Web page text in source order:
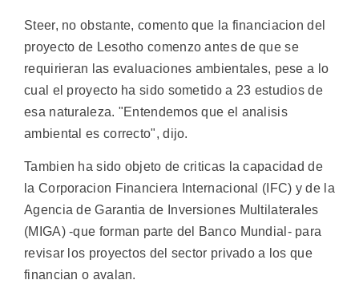
Steer, no obstante, comento que la financiacion del
proyecto de Lesotho comenzo antes de que se
requirieran las evaluaciones ambientales, pese a lo
cual el proyecto ha sido sometido a 23 estudios de
esa naturaleza. "Entendemos que el analisis
ambiental es correcto", dijo.
Tambien ha sido objeto de criticas la capacidad de
la Corporacion Financiera Internacional (IFC) y de la
Agencia de Garantia de Inversiones Multilaterales
(MIGA) -que forman parte del Banco Mundial- para
revisar los proyectos del sector privado a los que
financian o avalan.